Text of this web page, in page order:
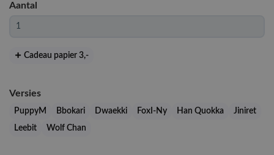
Aantal
Cadeau papier 3,-
Versies
PuppyM Bbokari Dwaekki FoxI-Ny Han Quokka
Jiniret
Leebit
Wolf Chan